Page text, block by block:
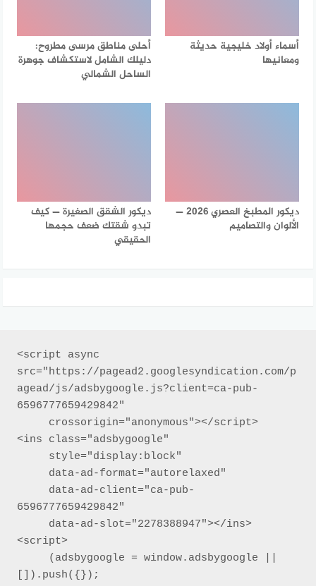
أسماء أولاد خليجية حديثة
ومعانيها
أحلى مناطق مرسى مطروح:
دليلك الشامل لاستكشاف جوهرة
الساحل الشمالي
ديكور المطبخ العصري 2026 —
الألوان والتصاميم
ديكور الشقق الصغيرة — كيف
تبدو شقتك ضعف حجمها
الحقيقي
<script async
src="https://pagead2.googlesyndication.com/p
agead/js/adsbygoogle.js?client=ca-pub-
6596777659429842"
<ins class="adsbygoogle"
6596777659429842"
<script>
[]).push({});